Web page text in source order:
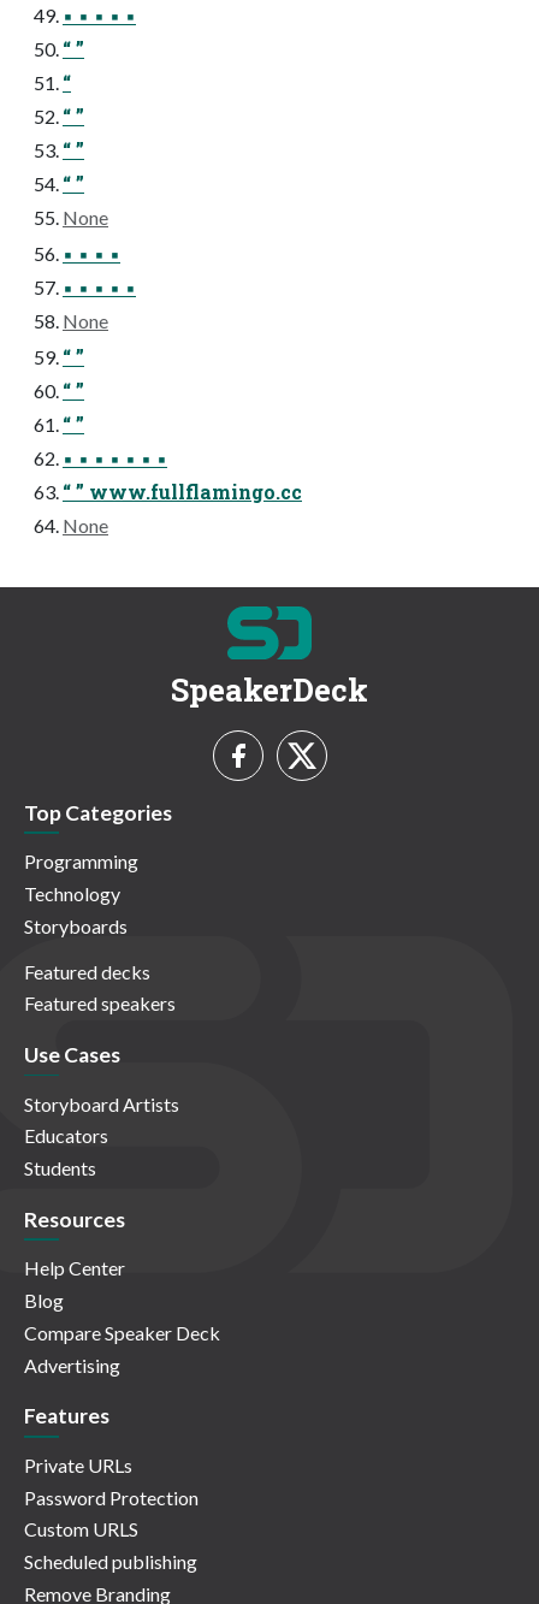
▪ ▪ ▪ ▪ ▪
“ ”
“
“ ”
“ ”
“ ”
None
▪ ▪ ▪ ▪
▪ ▪ ▪ ▪ ▪
None
“ ”
“ ”
“ ”
▪ ▪ ▪ ▪ ▪ ▪ ▪
“ ” www.fullflamingo.cc
None
SpeakerDeck
Top Categories
Programming
Technology
Storyboards
Featured decks
Featured speakers
Use Cases
Storyboard Artists
Educators
Students
Resources
Help Center
Blog
Compare Speaker Deck
Advertising
Features
Private URLs
Password Protection
Custom URLS
Scheduled publishing
Remove Branding